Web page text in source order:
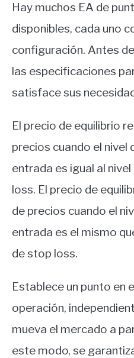
Hay muchos EA de
disponibles, cada uno
configuración. Antes
las especificaciones
satisface sus
El precio de equilibrio
precios cuando el nivel
entrada es igual al
loss. El precio de
de precios cuando el
entrada es el mismo
de stop loss.
Establece un punto en
operación,
mueva el mercado a
este modo, se